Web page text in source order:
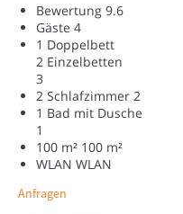
Bewertung 9.6
Gäste 4
1 Doppelbett
2 Einzelbetten
3
2 Schlafzimmer 2
1 Bad mit Dusche
1
100 m² 100 m²
WLAN WLAN
Anfragen